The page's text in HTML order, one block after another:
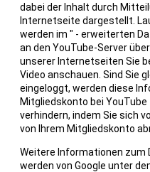
dabei der Inhalt durch
Internetseite dargestellt.
werden im " - erweiterten
an den YouTube-Server
unserer Internetseiten Sie
Video anschauen. Sind Sie
eingeloggt, werden diese
Mitgliedskonto bei
verhindern, indem Sie sich
von Ihrem Mitgliedskonto
Weitere Informationen zum
werden von Google unter